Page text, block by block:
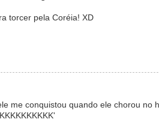
torcer pela Coréia! XD
me conquistou quando ele chorou no